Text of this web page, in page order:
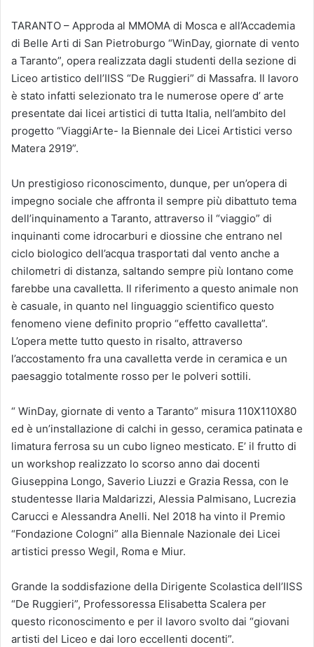
TARANTO – Approda al MMOMA di Mosca e all’Accademia
di Belle Arti di San Pietroburgo “WinDay, giornate di vento
a Taranto”, opera realizzata dagli studenti della sezione di
Liceo artistico dell’IISS “De Ruggieri” di Massafra. Il lavoro
è stato infatti selezionato tra le numerose opere d’ arte
presentate dai licei artistici di tutta Italia, nell’ambito del
progetto “ViaggiArte- la Biennale dei Licei Artistici verso
Matera 2919”.
Un prestigioso riconoscimento, dunque, per un’opera di
impegno sociale che affronta il sempre più dibattuto tema
dell’inquinamento a Taranto, attraverso il “viaggio” di
inquinanti come idrocarburi e diossine che entrano nel
ciclo biologico dell’acqua trasportati dal vento anche a
chilometri di distanza, saltando sempre più lontano come
farebbe una cavalletta. Il riferimento a questo animale non
è casuale, in quanto nel linguaggio scientifico questo
fenomeno viene definito proprio “effetto cavalletta”.
L’opera mette tutto questo in risalto, attraverso
l’accostamento fra una cavalletta verde in ceramica e un
paesaggio totalmente rosso per le polveri sottili.
“ WinDay, giornate di vento a Taranto” misura 110X110X80
ed è un’installazione di calchi in gesso, ceramica patinata e
limatura ferrosa su un cubo ligneo mesticato. E’ il frutto di
un workshop realizzato lo scorso anno dai docenti
Giuseppina Longo, Saverio Liuzzi e Grazia Ressa, con le
studentesse Ilaria Maldarizzi, Alessia Palmisano, Lucrezia
Carucci e Alessandra Anelli. Nel 2018 ha vinto il Premio
“Fondazione Cologni” alla Biennale Nazionale dei Licei
artistici presso Wegil, Roma e Miur.
Grande la soddisfazione della Dirigente Scolastica dell’IISS
“De Ruggieri”, Professoressa Elisabetta Scalera per
questo riconoscimento e per il lavoro svolto dai “giovani
artisti del Liceo e dai loro eccellenti docenti”.